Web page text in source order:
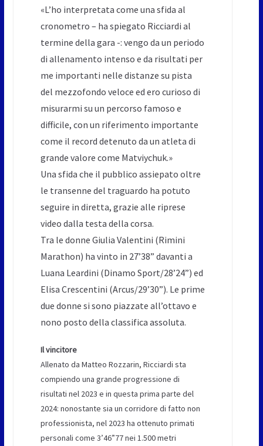
«L’ho interpretata come una sfida al
cronometro – ha spiegato Ricciardi al
termine della gara -: vengo da un periodo
di allenamento intenso e da risultati per
me importanti nelle distanze su pista
del mezzofondo veloce ed ero curioso di
misurarmi su un percorso famoso e
difficile, con un riferimento importante
come il record detenuto da un atleta di
grande valore come Matviychuk.»
Una sfida che il pubblico assiepato oltre
le transenne del traguardo ha potuto
seguire in diretta, grazie alle riprese
video dalla testa della corsa.
Tra le donne Giulia Valentini (Rimini
Marathon) ha vinto in 27’38” davanti a
Luana Leardini (Dinamo Sport/28’24”) ed
Elisa Crescentini (Arcus/29’30”). Le prime
due donne si sono piazzate all’ottavo e
nono posto della classifica assoluta.
Il vincitore
Allenato da Matteo Rozzarin, Ricciardi sta
compiendo una grande progressione di
risultati nel 2023 e in questa prima parte del
2024: nonostante sia un corridore di fatto non
professionista, nel 2023 ha ottenuto primati
personali come 3’46”77 nei 1.500 metri